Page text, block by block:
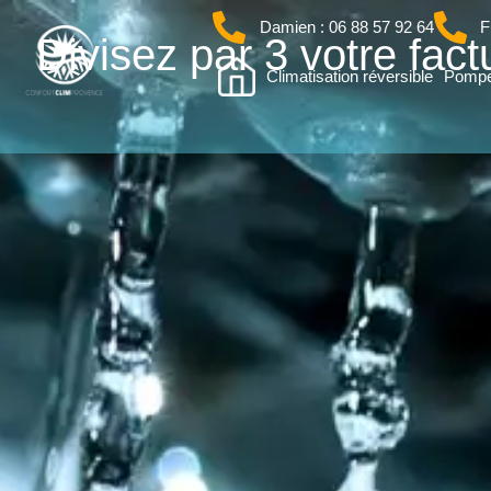
Damien : 06 88 57 92 64
Climatisation réversible
Divisez par 3 votre